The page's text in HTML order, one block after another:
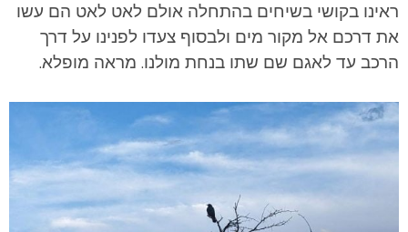
ראינו בקושי בשיחים בהתחלה אולם לאט לאט הם עשו
את דרכם אל מקור מים ולבסוף צעדו לפנינו על דרך
הרכב עד לאגם שם שתו בנחת מולנו. מראה מופלא.